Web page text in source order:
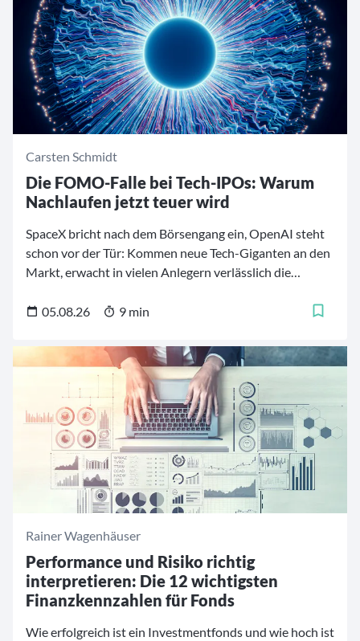
Carsten Schmidt
Die FOMO-Falle bei Tech-IPOs: Warum
Nachlaufen jetzt teuer wird
SpaceX bricht nach dem Börsengang ein, OpenAI steht
schon vor der Tür: Kommen neue Tech-Giganten an den
Markt, erwacht in vielen Anlegern verlässlich die
und direkt zu Höchstkursen einstieg, verlor beim
seines Geldes. Doch während die Masse schon auf die
nächsten Tech-IPOs schielt, umgeht ein Fonds aus
Finnland die FOMO-Falle erfolgreich an anderer Stelle.
05.08.26 9 min
Rainer Wagenhäuser
Performance und Risiko richtig
interpretieren: Die 12 wichtigsten
Finanzkennzahlen für Fonds
Wie erfolgreich ist ein Investmentfonds und wie hoch ist